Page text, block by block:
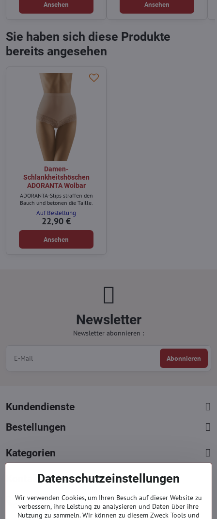
Ansehen Ansehen
Sie haben sich diese Produkte
bereits angesehen
Damen-
Schlankheitshöschen
ADORANTA Wolbar
ADORANTA-Slips straffen den
Bauch und betonen die Taille.
Auf Bestellung
22,90 €
Ansehen
Newsletter
Newsletter abonnieren :
Abonnieren
Kundendienste
Bestellungen
Kategorien
Kontakte
+421 919 060 751
Mont. - Freit. : 9:00 - 15:00 hod.
Datenschutzeinstellungen
Wir verwenden Cookies, um Ihren Besuch auf dieser Website zu
verbessern, ihre Leistung zu analysieren und Daten über ihre
Nutzung zu sammeln. Wir können zu diesem Zweck Tools und